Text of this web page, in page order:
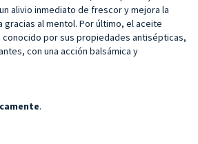
alivio inmediato de frescor y mejora la
gracias al mentol. Por último, el aceite
por sus propiedades antisépticas,
con una acción balsámica y
.